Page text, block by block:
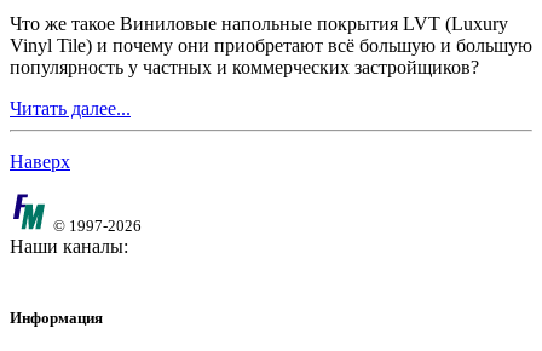
Что же такое Виниловые напольные покрытия LVT (Luxury
Vinyl Tile) и почему они приобретают всё большую и большую
популярность у частных и коммерческих застройщиков?
Читать далее...
Наверх
© 1997-2026
Наши каналы:
Информация